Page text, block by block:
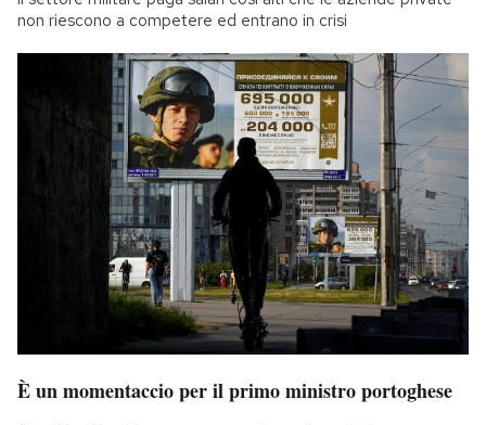
non riescono a competere ed entrano in crisi
È un momentaccio per il primo ministro portoghese